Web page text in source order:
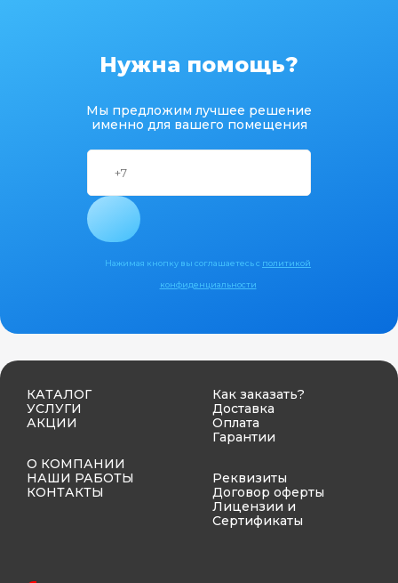
Нужна помощь?
Мы предложим лучшее решение
именно для вашего помещения
Нажимая кнопку вы соглашаетесь с политикой
конфиденциальности
КАТАЛОГ
УСЛУГИ
АКЦИИ
О КОМПАНИИ
НАШИ РАБОТЫ
КОНТАКТЫ
Как заказать?
Доставка
Оплата
Гарантии
Реквизиты
Договор оферты
Лицензии и
Сертификаты